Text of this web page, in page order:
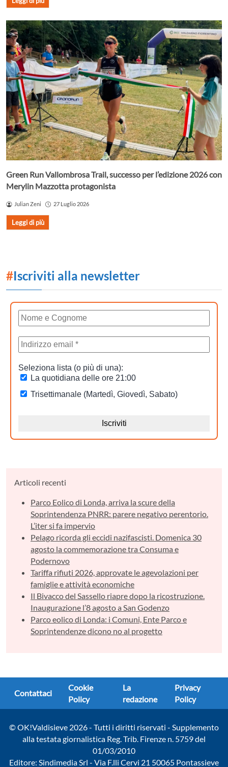
Green Run Vallombrosa Trail, successo per l’edizione 2026 con
Merylin Mazzotta protagonista
Julian Zeni 27 Luglio 2026
Leggi di più
#Iscriviti alla newsletter
Articoli recenti
Parco Eolico di Londa, arriva la scure della
Soprintendenza PNRR: parere negativo perentorio.
L’iter si fa impervio
Pelago ricorda gli eccidi nazifascisti. Domenica 30
agosto la commemorazione tra Consuma e
Podernovo
Tariffa rifiuti 2026, approvate le agevolazioni per
famiglie e attività economiche
Il Bivacco del Sassello riapre dopo la ricostruzione.
Inaugurazione l’8 agosto a San Godenzo
Parco eolico di Londa: i Comuni, Ente Parco e
Soprintendenze dicono no al progetto
Contattaci
Cookie
Policy
La
redazione
Privacy
Policy
© OK!Valdisieve 2026 - Tutti i diritti riservati - Supplemento
alla testata giornalistica Reg. Trib. Firenze n. 5759 del
01/03/2010
Editore: Sindimedia Srl - Via F.lli Cervi 21 50065 Pontassieve